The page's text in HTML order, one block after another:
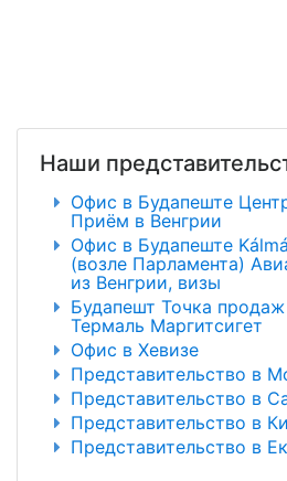
Наши
Офис в Будапеште
Приём в Венгрии
Офис в Будапеште
(возле Парламента)
из Венгрии, визы
Будапешт Точка
Термаль Маргитсигет
Офис в Хевизе
Представительство в
Представительство в
Представительство в
Представительство в